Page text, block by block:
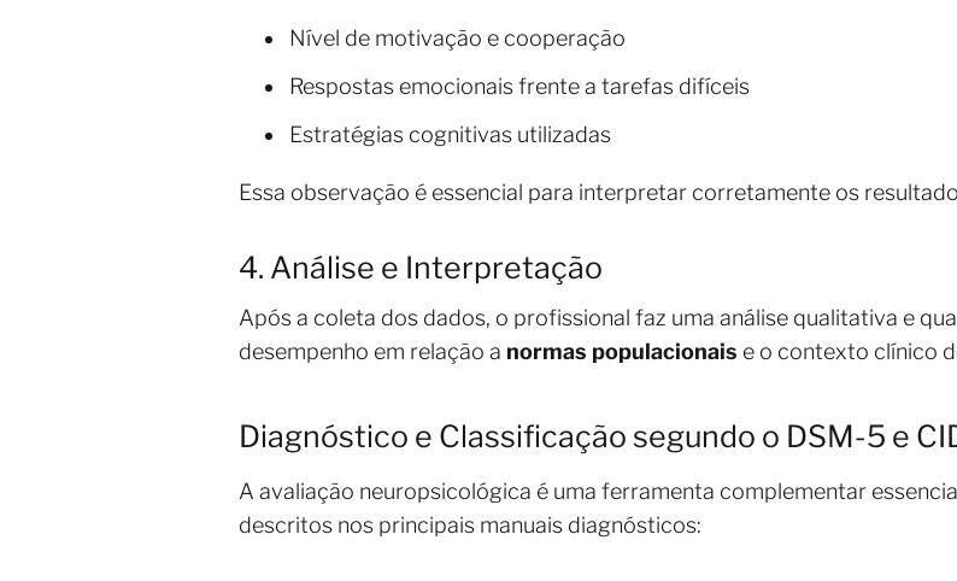
Nível de motivação e cooperação
Respostas emocionais frente a tarefas difíceis
Estratégias cognitivas utilizadas
Essa observação é essencial para interpretar corretamente os
4. Análise e Interpretação
Após a coleta dos dados, o profissional faz uma análise qualitativa e
desempenho em relação a normas populacionais e o contexto clínico
Diagnóstico e Classificação segundo o DSM-5 e
A avaliação neuropsicológica é uma ferramenta complementar
descritos nos principais manuais diagnósticos: